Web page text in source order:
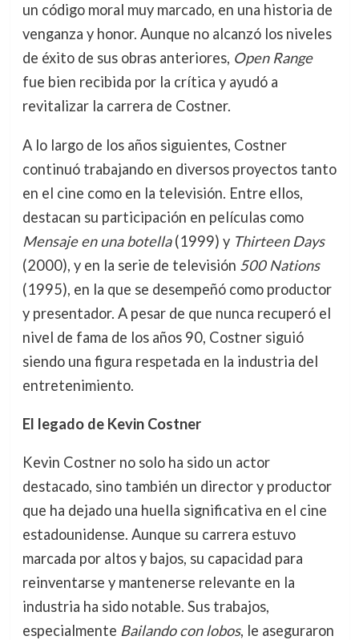
un código moral muy marcado, en una historia de
venganza y honor. Aunque no alcanzó los niveles
de éxito de sus obras anteriores, Open Range
fue bien recibida por la crítica y ayudó a
revitalizar la carrera de Costner.
A lo largo de los años siguientes, Costner
continuó trabajando en diversos proyectos tanto
en el cine como en la televisión. Entre ellos,
destacan su participación en películas como
Mensaje en una botella(1999) y Thirteen Days
(2000), y en la serie de televisión 500 Nations
(1995), en la que se desempeñó como productor
y presentador. A pesar de que nunca recuperó el
nivel de fama de los años 90, Costner siguió
siendo una figura respetada en la industria del
entretenimiento.
El legado de Kevin Costner
Kevin Costner no solo ha sido un actor
destacado, sino también un director y productor
que ha dejado una huella significativa en el cine
estadounidense. Aunque su carrera estuvo
marcada por altos y bajos, su capacidad para
reinventarse y mantenerse relevante en la
industria ha sido notable. Sus trabajos,
especialmente Bailando con lobos, le aseguraron